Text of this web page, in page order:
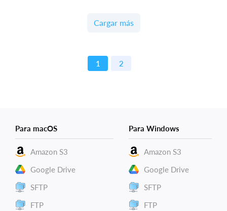
Cargar más
1 2
Para macOS
Amazon S3
Google Drive
SFTP
FTP
Para Windows
Amazon S3
Google Drive
SFTP
FTP